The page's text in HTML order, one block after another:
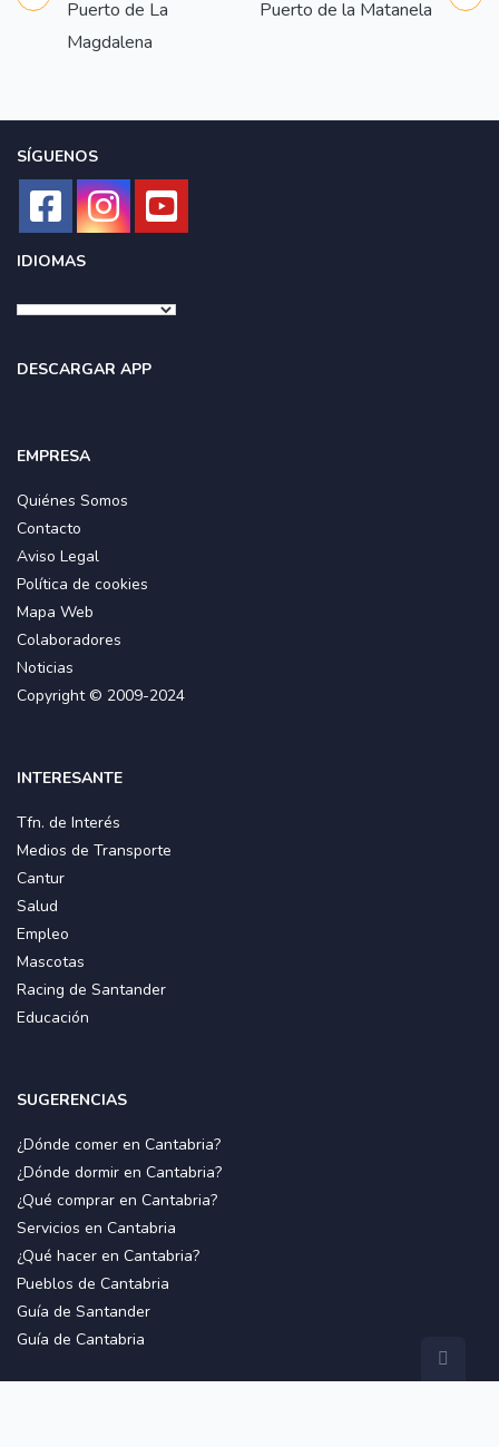
Puerto de La
Magdalena
Puerto de la Matanela
SÍGUENOS
IDIOMAS
DESCARGAR APP
EMPRESA
Quiénes Somos
Contacto
Aviso Legal
Política de cookies
Mapa Web
Colaboradores
Noticias
Copyright © 2009-2024
INTERESANTE
Tfn. de Interés
Medios de Transporte
Cantur
Salud
Empleo
Mascotas
Racing de Santander
Educación
SUGERENCIAS
¿Dónde comer en Cantabria?
¿Dónde dormir en Cantabria?
¿Qué comprar en Cantabria?
Servicios en Cantabria
¿Qué hacer en Cantabria?
Pueblos de Cantabria
Guía de Santander
Guía de Cantabria